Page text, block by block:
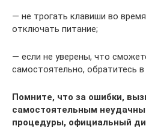
— не трогать клавиши во время
отключать питание;
— если не уверены, что
самостоятельно, обратитесь
Помните, что за ошибки,
самостоятельным
процедуры, официальный